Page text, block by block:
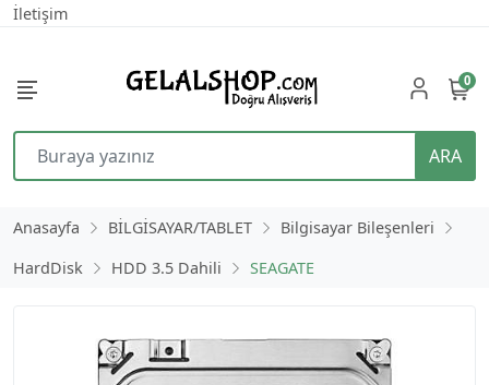
İletişim
ARA
0
Anasayfa BİLGİSAYAR/TABLET
Bilgisayar Bileşenleri
HardDisk
HDD 3.5 Dahili SEAGATE